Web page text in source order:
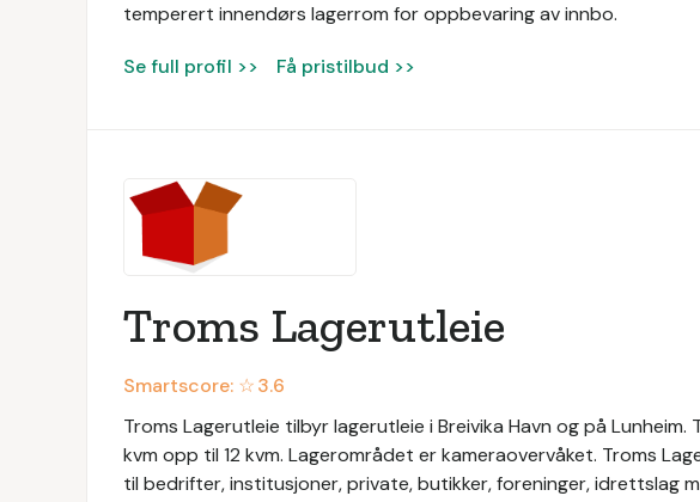
temperert innendørs lagerrom for oppbevaring av innbo.
Se full profil >> Få pristilbud >>
Troms Lagerutleie
Smartscore: ☆3.6
Troms Lagerutleie tilbyr lagerutleie i Breivika Havn og på
kvm opp til 12 kvm. Lagerområdet er kameraovervåket. Troms
til bedrifter, institusjoner, private, butikker, foreninger, idrettslag